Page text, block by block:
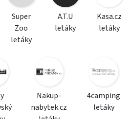
Super
Zoo
letáky
A.T.U
letáky
Kasa.cz
letáky
Nakup-
nabytek.cz
4camping
letáky